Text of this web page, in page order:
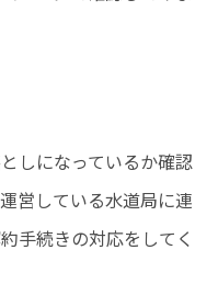
しになっているか確認
営している水道局に連
手続きの対応をしてく